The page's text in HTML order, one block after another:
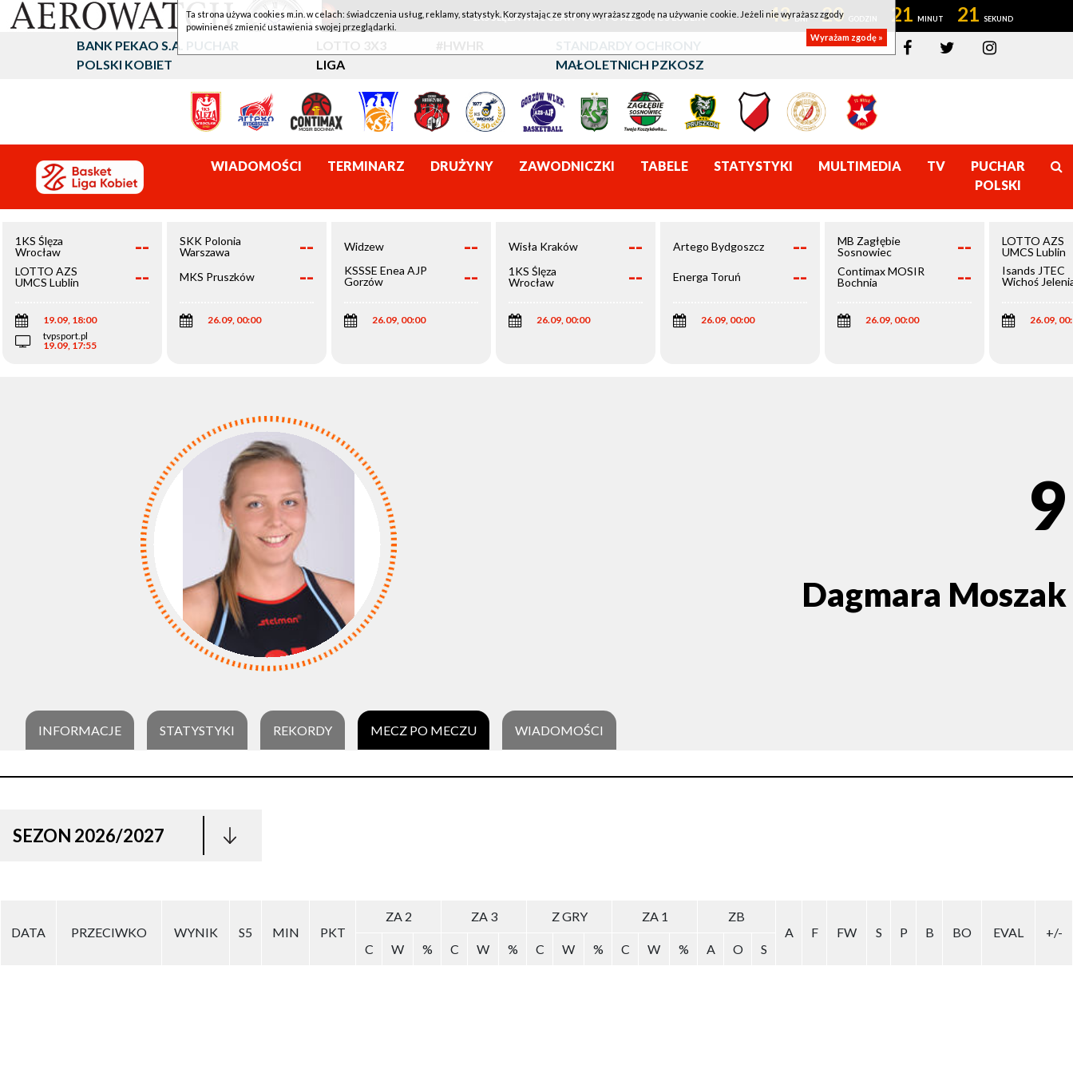
1KS ŚLĘZA WROCŁAW - LOTTO AZS UMCS LUBLIN 43 20 21 21
BANK PEKAO S.A. PUCHAR
POLSKI KOBIET
LOTTO 3X3
LIGA
#HWHR
STANDARDY OCHRONY
MAŁOLETNICH PZKOSZ
WIADOMOŚCI TERMINARZ DRUŻYNY ZAWODNICZKI TABELE STATYSTYKI MULTIMEDIA TV
PUCHAR
POLSKI
1KS Ślęza
Wrocław
--
LOTTO AZS
UMCS Lublin
--
19.09, 18:00
tvpsport.pl
19.09, 17:55
SKK Polonia
Warszawa
--
MKS Pruszków --
26.09, 00:00
Widzew --
KSSSE Enea AJP
Gorzów
--
26.09, 00:00
Wisła Kraków --
1KS Ślęza
Wrocław
--
26.09, 00:00
Artego Bydgoszcz --
Energa Toruń --
26.09, 00:00
MB Zagłębie
Sosnowiec
--
Contimax MOSIR
Bochnia
--
26.09, 00:00
LOTTO AZS
UMCS Lublin
Isands JTEC
Wichoś
26.09,
9
Dagmara Moszak
INFORMACJE STATYSTYKI REKORDY MECZ PO MECZU WIADOMOŚCI
SEZON 2026/2027
DATA PRZECIWKO WYNIK S5 MIN PKT
ZA 2 ZA 3 Z GRY ZA 1
ZB
A
F FW S P B BO EVAL
+/-
C
W % C W % C W % C W % A O S
Ta strona używa cookies m.in. w celach: świadczenia usług, reklamy, statystyk. Korzystając ze strony wyrażasz zgodę na używanie cookie. Jeżeli nie wyrażasz zgody
powinieneś zmienić ustawienia swojej przeglądarki.
Wyrażam zgodę »